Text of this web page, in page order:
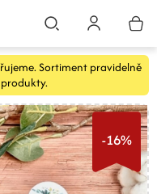
Sortiment pravidelně
-16%